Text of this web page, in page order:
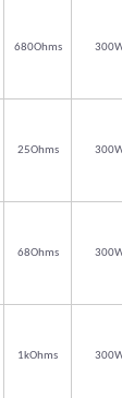
680Ohms
25Ohms
68Ohms
1kOhms